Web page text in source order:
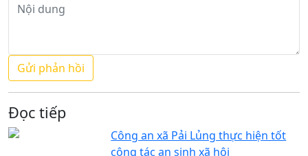
Đọc tiếp
Công an xã Pải Lủng thực hiện tốt
công tác an sinh xã hội